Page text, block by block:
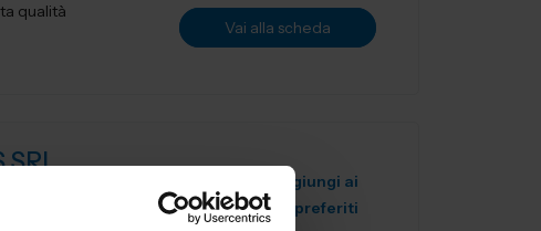
qualità
Vai alla scheda
SRL
Aggiungi ai
preferiti